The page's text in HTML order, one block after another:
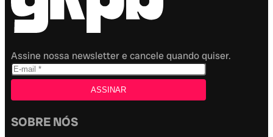
Assine nossa newsletter e cancele quando quiser.
SOBRE NÓS